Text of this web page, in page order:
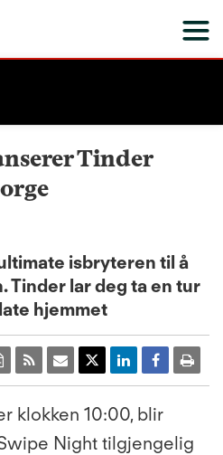
Tinder
isbryteren til å
Tinder lar deg ta en tur
hjemmet
klokken 10:00, blir
Night tilgjengelig